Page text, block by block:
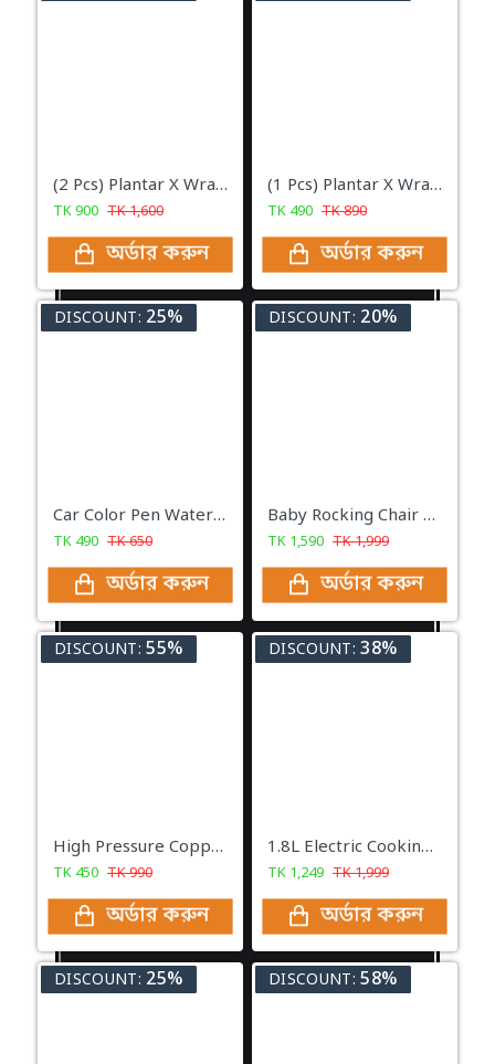
(2 Pcs) Plantar X Wrap - Ankle Support for Men & Women
TK900 TK1,600
অর্ডার করুন
(1 Pcs) Plantar X Wrap - Ankle Support for Men & Women
TK 490 TK890
অর্ডার করুন
DISCOUNT: 25%
Car Color Pen Waterproof Color Repair Pen Best For Car Touch-Up Pen
TK 490 TK650
অর্ডার করুন
DISCOUNT: 20%
Baby Rocking Chair With Music Toy
TK 1,590 TK1,999
অর্ডার করুন
DISCOUNT: 55%
High Pressure Copper Spray Nozzle Hose Pipe Home Washing Car/Boat /Decks Tools
TK 450 TK990
অর্ডার করুন
DISCOUNT: 38%
1.8L Electric Cooking Pot Stainless Steel Mini Rice Cooker| 600Watt
TK 1,249 TK1,999
অর্ডার করুন
DISCOUNT: 25% DISCOUNT: 58%